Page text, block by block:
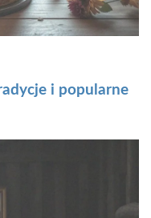
i popularne